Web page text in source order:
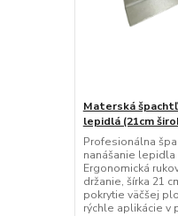
Materská
lepidlá (21cm
Profesionálna
nanášanie
Ergonomická
držanie, šírka 21
pokrytie väčšej
rýchle aplikácie v